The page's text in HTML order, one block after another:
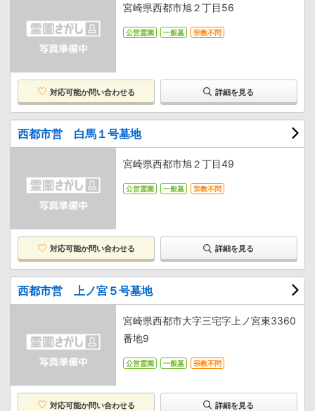
宮崎県西都市旭２丁目56
公営霊園 一般墓 宗教不問
対応可能か問い合わせる 詳細を見る
西都市営 白馬１号墓地
宮崎県西都市旭２丁目49
公営霊園 一般墓 宗教不問
対応可能か問い合わせる 詳細を見る
西都市営 上ノ宮５号墓地
宮崎県西都市大字三宅字上ノ宮東3360
番地9
公営霊園 一般墓 宗教不問
対応可能か問い合わせる 詳細を見る